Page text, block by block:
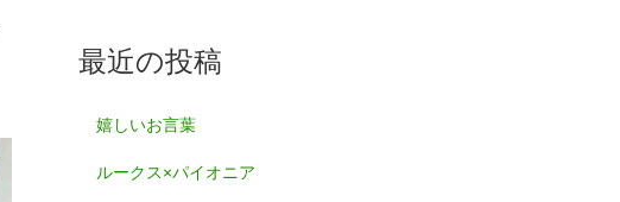
最近の投稿
嬉しいお言葉
ルークス×パイオニア